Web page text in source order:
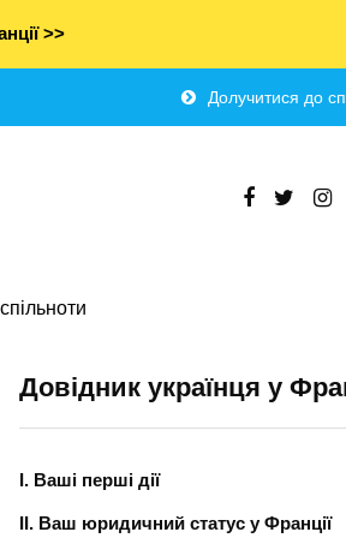
>>
Долучитися до
Довідник українця у
І. Ваші перші дії
ІІ. Ваш юридичний статус у Франції